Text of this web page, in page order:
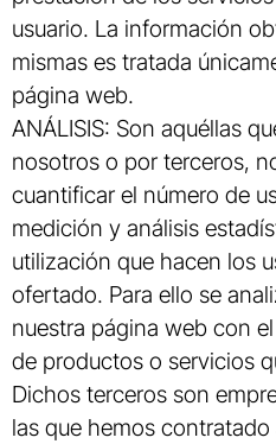
usuario. La información
mismas es tratada
página web.
ANÁLISIS: Son aquéllas
nosotros o por terceros,
cuantificar el número de
medición y análisis
utilización que hacen los
ofertado. Para ello se
nuestra página web con
de productos o servicios
Dichos terceros son
las que hemos